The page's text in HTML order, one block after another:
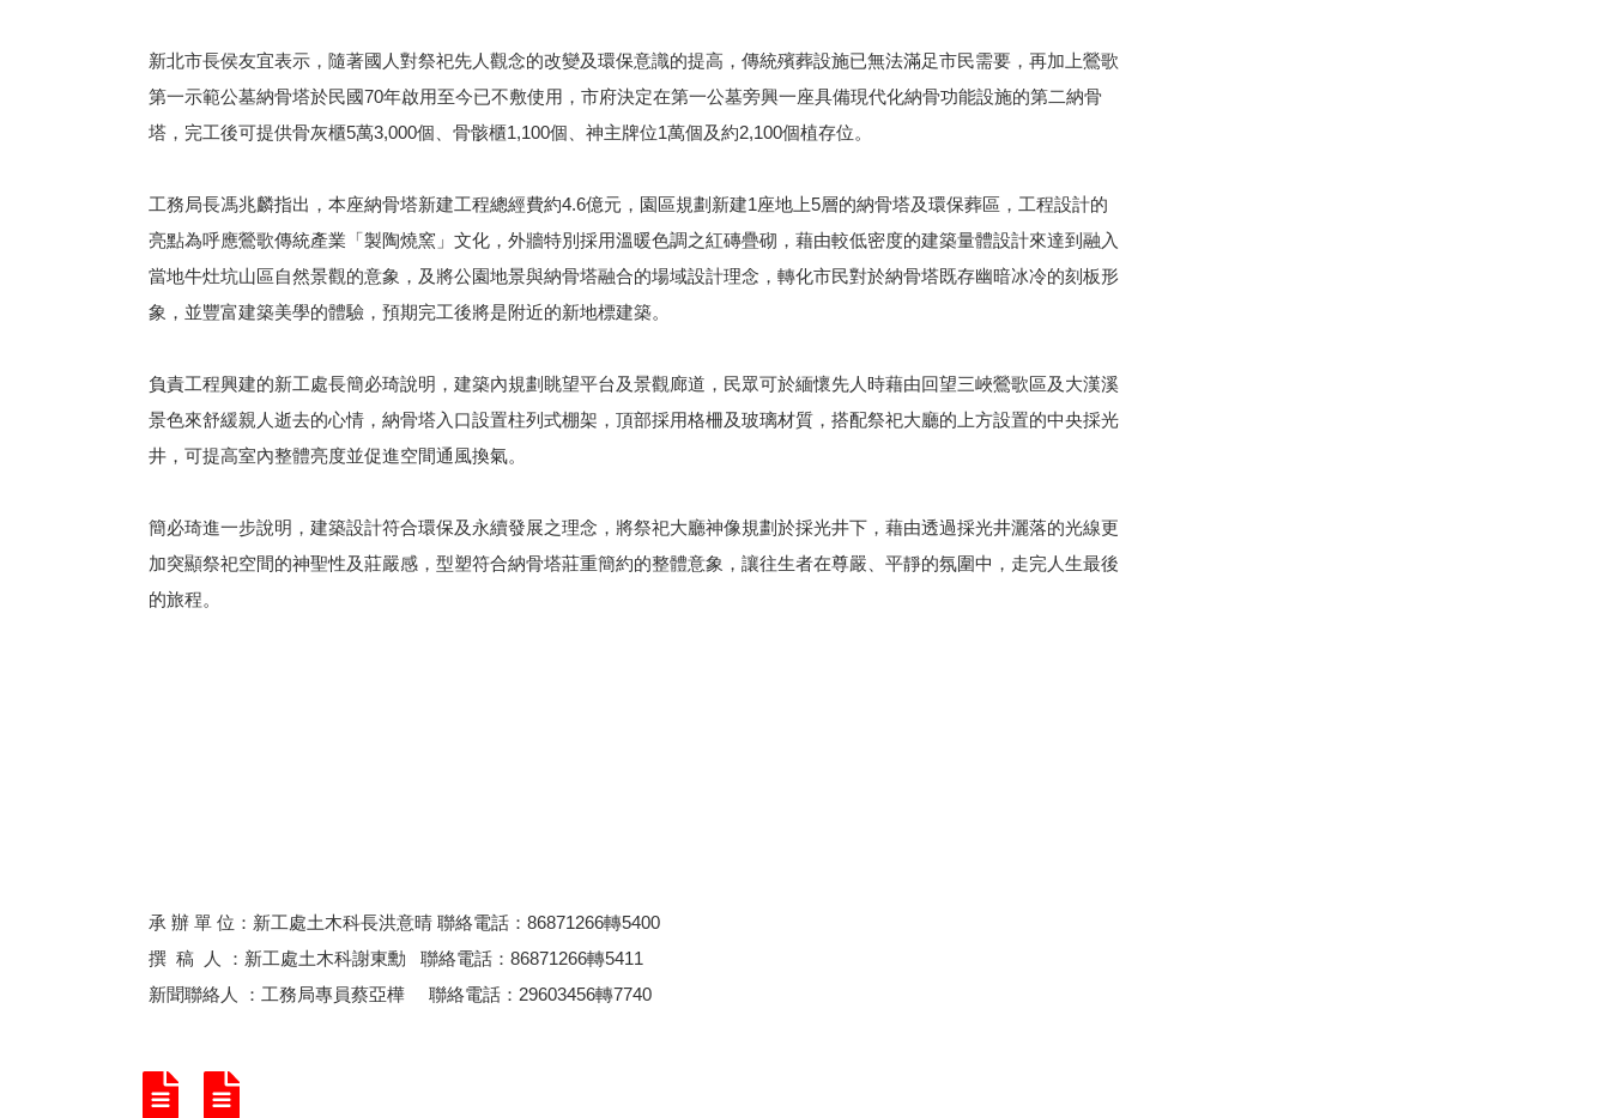
新北市長侯友宜表示，隨著國人對祭祀先人觀念的改變及環保意識的提高，傳統殯葬設施已無法滿足市民需要，再加上鶯歌
第一示範公墓納骨塔於民國70年啟用至今已不敷使用，市府決定在第一公墓旁興一座具備現代化納骨功能設施的第二納骨
塔，完工後可提供骨灰櫃5萬3,000個、骨骸櫃1,100個、神主牌位1萬個及約2,100個植存位。
工務局長馮兆麟指出，本座納骨塔新建工程總經費約4.6億元，園區規劃新建1座地上5層的納骨塔及環保葬區，工程設計的
亮點為呼應鶯歌傳統產業「製陶燒窯」文化，外牆特別採用溫暖色調之紅磚疊砌，藉由較低密度的建築量體設計來達到融入
當地牛灶坑山區自然景觀的意象，及將公園地景與納骨塔融合的場域設計理念，轉化市民對於納骨塔既存幽暗冰冷的刻板形
象，並豐富建築美學的體驗，預期完工後將是附近的新地標建築。
負責工程興建的新工處長簡必琦說明，建築內規劃眺望平台及景觀廊道， 民眾可於緬懷先人時藉由回望三峽鶯歌區及大漢溪
景色來舒緩親人逝去的心情 ，納骨塔入口設置柱列式棚架，頂部採用格柵及玻璃材質，搭配祭祀大廳的上方設置的中央採光
井，可提高室內整體亮度並促進空間通風換氣。
簡必琦進一步說明，建築設計符合環保及永續發展之理念，將祭祀大廳神像規劃於採光井下，藉由透過採光井灑落的光線更
加突顯祭祀空間的神聖性及莊嚴感，型塑符合納骨塔莊重簡約的整體意象，讓往生者在尊嚴、平靜的氛圍中，走完人生最後
的旅程。
承 辦 單 位：新工處土木科長洪意晴 聯絡電話：86871266轉5400
撰 稿 人 ：新工處土木科謝東勳 聯絡電話：86871266轉5411
新聞聯絡人 ：工務局專員蔡亞樺 聯絡電話：29603456轉7740